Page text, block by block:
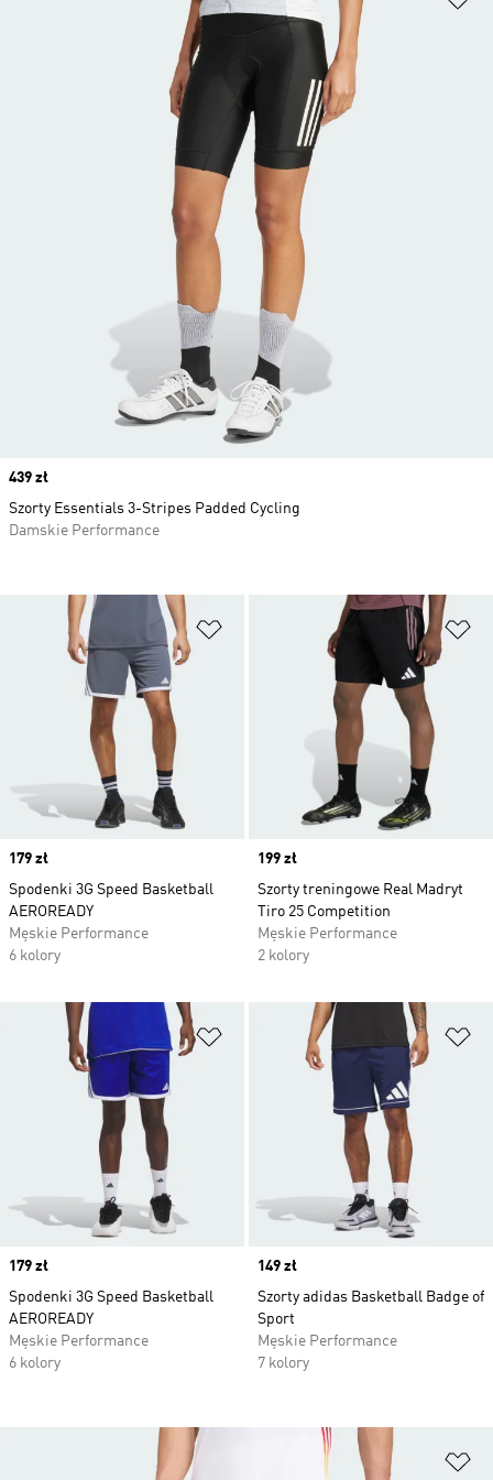
Dodaj do listy życzeń
Price
179 zł
Spodenki 3G Speed Basketball
AEROREADY
Męskie Performance
6 kolory
Price
199 zł
Szorty treningowe Real Madryt
Tiro 25 Competition
Męskie Performance
2 kolory
Dodaj do listy życzeń
Price
179 zł
Spodenki 3G Speed Basketball
AEROREADY
Męskie Performance
6 kolory
Price
149 zł
Szorty adidas Basketball Badge of
Sport
Męskie Performance
7 kolory
Price
439 zł
Szorty Essentials 3-Stripes Padded Cycling
Damskie Performance